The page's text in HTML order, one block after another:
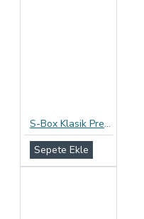
S-Box Klasik Prezervatif 12li Paket
Sepete Ekle